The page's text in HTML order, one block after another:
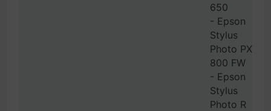
650
- Epson
Stylus
Photo PX
800 FW
- Epson
Stylus
Photo R